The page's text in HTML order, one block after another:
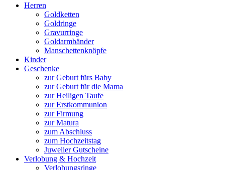
Herren
Goldketten
Goldringe
Gravurringe
Goldarmbänder
Manschettenknöpfe
Kinder
Geschenke
zur Geburt fürs Baby
zur Geburt für die Mama
zur Heiligen Taufe
zur Erstkommunion
zur Firmung
zur Matura
zum Abschluss
zum Hochzeitstag
Juwelier Gutscheine
Verlobung & Hochzeit
Verlobungsringe